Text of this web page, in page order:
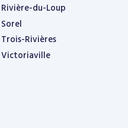
Rivière-du-Loup
Sorel
Trois-Rivières
Victoriaville